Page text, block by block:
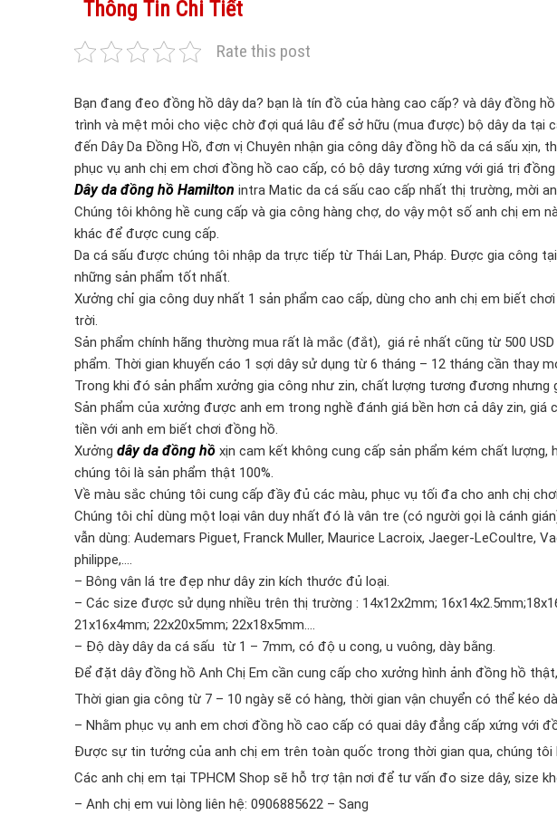
Thông Tin Chi Tiết
Rate this post
Bạn đang đeo đồng hồ dây da? bạn là tín đồ của hàng cao cấp? và dây đồng
trình và mệt mỏi cho việc chờ đợi quá lâu để sở hữu (mua được) bộ dây da tại
đến Dây Da Đồng Hồ, đơn vị Chuyên nhận gia công dây đồng hồ da cá sấu
phục vụ anh chị em chơi đồng hồ cao cấp, có bộ dây tương xứng với giá trị
Dây da đồng hồ Hamilton intra Matic da cá sấu cao cấp nhất thị trường, mời
Chúng tôi không hề cung cấp và gia công hàng chợ, do vậy một số anh chị em
khác để được cung cấp.
Da cá sấu được chúng tôi nhập da trực tiếp từ Thái Lan, Pháp. Được gia công
những sản phẩm tốt nhất.
Xưởng chỉ gia công duy nhất 1 sản phẩm cao cấp, dùng cho anh chị em biết
trời.
Sản phẩm chính hãng thường mua rất là mắc (đắt), giá rẻ nhất cũng từ 500
phẩm. Thời gian khuyến cáo 1 sợi dây sử dụng từ 6 tháng – 12 tháng cần thay
Trong khi đó sản phẩm xưởng gia công như zin, chất lượng tương đương nhưng
Sản phẩm của xưởng được anh em trong nghề đánh giá bền hơn cả dây zin,
tiền với anh em biết chơi đồng hồ.
Xưởng dây da đồng hồ xịn cam kết không cung cấp sản phẩm kém chất lượng,
chúng tôi là sản phẩm thật 100%.
Về màu sắc chúng tôi cung cấp đầy đủ các màu, phục vụ tối đa cho anh chị
Chúng tôi chỉ dùng một loại vân duy nhất đó là vân tre (có người gọi là cánh
vẫn dùng: Audemars Piguet, Franck Muller, Maurice Lacroix, Jaeger-LeCoultre,
philippe,….
– Bông vân lá tre đẹp như dây zin kích thước đủ loại.
– Các size được sử dụng nhiều trên thị trường : 14x12x2mm;
21x16x4mm; 22x20x5mm; 22x18x5mm….
– Độ dày dây da cá sấu từ 1 – 7mm, có độ u cong, u vuông, dày bằng.
Để đặt dây đồng hồ Anh Chị Em cần cung cấp cho xưởng hình ảnh đồng hồ
Thời gian gia công từ 7 – 10 ngày sẽ có hàng, thời gian vận chuyển có thể kéo
– Nhằm phục vụ anh em chơi đồng hồ cao cấp có quai dây đẳng cấp xứng với
Được sự tin tưởng của anh chị em trên toàn quốc trong thời gian qua, chúng
Các anh chị em tại TPHCM Shop sẽ hỗ trợ tận nơi để tư vấn đo size dây, size
– Anh chị em vui lòng liên hệ: 0906885622 – Sang